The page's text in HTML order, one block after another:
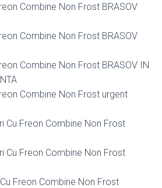
Combine Non Frost BRASOV
Combine Non Frost BRASOV
Combine Non Frost BRASOV IN
Combine Non Frost urgent
Cu Freon Combine Non Frost
Cu Freon Combine Non Frost
Freon Combine Non Frost